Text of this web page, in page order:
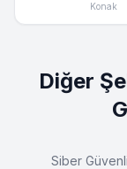
Konak
Diğer
Siber